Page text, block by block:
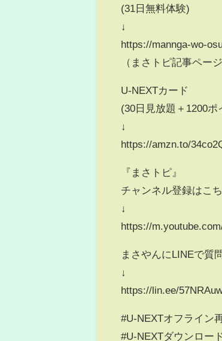
(31日無料体験)
↓
https://mannga-wo-
（まさトピ記事ページ
U-NEXTカード
(30日見放題＋1200ポ
↓
https://amzn.to/
『まさトピ』
チャンネル登録はこ
↓
https://
まさやんにLINEで質
↓
https://lin.ee/
#U-NEXTオフライン
#U-NEXTダウンロー